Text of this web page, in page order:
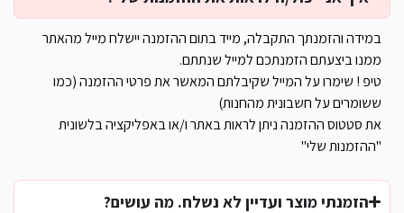
במידה והזמנתך התקבלה, מייד בתום ההזמנה יישלח מייל מהאתר
ממנו ביצעתם הזמנתכם למייל שנתתם.
טיפ ! שימרו על המייל שקיבלתם המאשר את פרטי ההזמנה (כמו
ששומרים על חשבונית מהחנות)
את סטטוס ההזמנה ניתן לראות באתר ו/או באפליקציה בלשונית
"ההזמנות שלי"
הזמנתי מוצר ועדיין לא נשלח. מה עושים?